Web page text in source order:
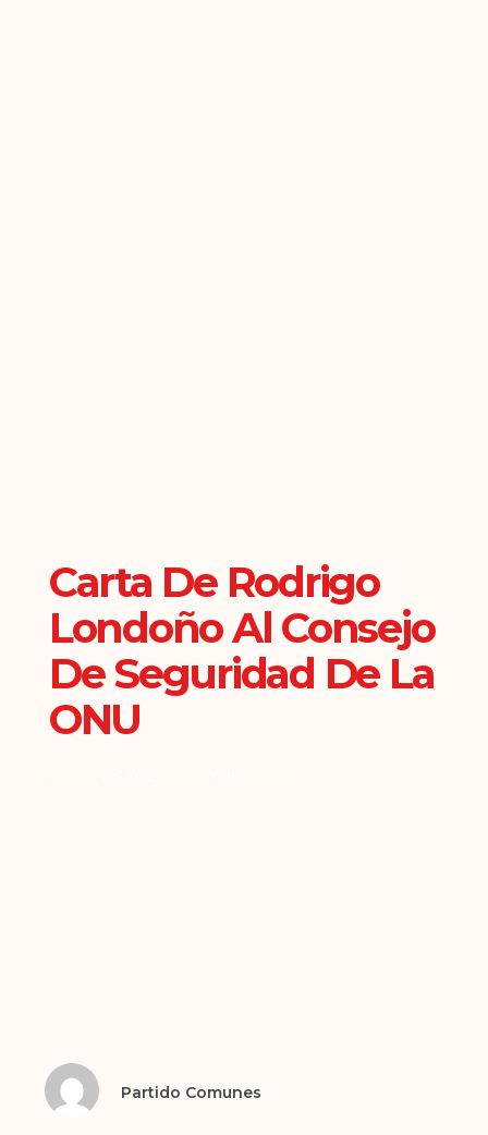
Carta De Rodrigo
Londoño Al Consejo
De Seguridad De La
ONU
Partido Comunes